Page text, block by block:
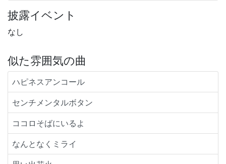
披露イベント
なし
似た雰囲気の曲
ハピネスアンコール
センチメンタルボタン
ココロそばにいるよ
なんとなくミライ